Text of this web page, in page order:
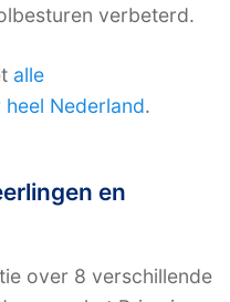
verbeterd.
alle
Nederland.
en
over 8 verschillende